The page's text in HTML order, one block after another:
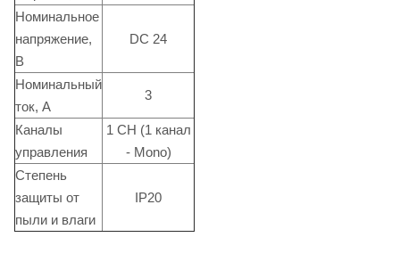
Номинальное
напряжение,
В
DC 24
Номинальный
ток, А
3
Каналы
управления
1 CH (1 канал
- Mono)
Степень
защиты от
пыли и влаги
IP20